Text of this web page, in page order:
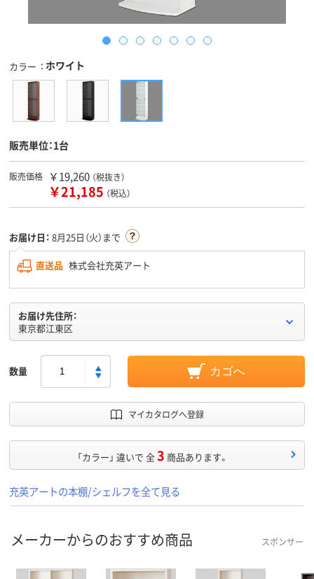
カラー ホワイト
販売単位：1台
販売価格 ￥19,260 （税抜き）
￥21,185 （税込）
お届け日： 8月25日（火）まで
直送品 株式会社充英アート
お届け先住所：
東京都江東区
数量 カゴへ
マイカタログへ登録
「カラー」 違いで 全3 商品あります。
充英アートの本棚/シェルフを全て見る
メーカーからのおすすめ商品 スポンサー